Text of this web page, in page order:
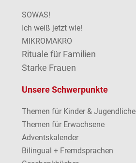
SOWAS!
Ich weiß jetzt wie!
MIKROMAKRO
Rituale für Familien
Starke Frauen
Unsere Schwerpunkte
Themen für Kinder & Jugendliche
Themen für Erwachsene
Adventskalender
Bilingual + Fremdsprachen